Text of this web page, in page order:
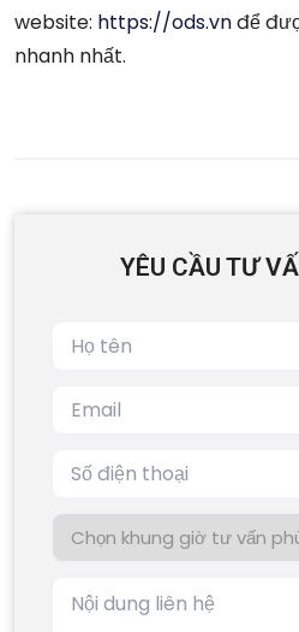
website: https://ods.vnđể
nhanh nhất.
YÊU CẦU TƯ